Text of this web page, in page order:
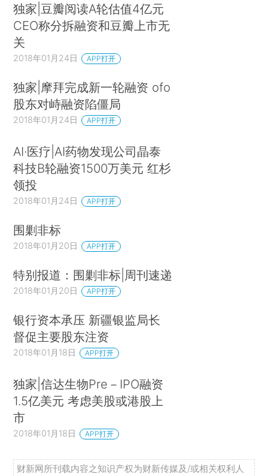
独家|豆瓣阅读A轮估值4亿元
CEO称分拆融资和豆瓣上市无
关
2018年01月24日 APP打开
独家|摩拜完成新一轮融资 ofo
股东对峙融资陷僵局
2018年01月24日 APP打开
AI·医疗|AI药物发现公司晶泰
科技B轮融资1500万美元 红杉
领投
2018年01月24日 APP打开
围剿非标
2018年01月20日 APP打开
特别报道：围剿非标|周刊速递
2018年01月20日 APP打开
银行资本承压 新疆银监局长
督促主要股东注资
2018年01月18日 APP打开
独家|信达生物Pre－IPO融资
1.5亿美元 考虑美股或港股上
市
2018年01月18日 APP打开
财新网所刊载内容之知识产权为财新传媒及/或相关权利人